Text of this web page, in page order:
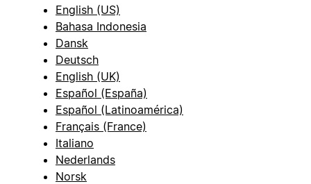
English (US)
Bahasa Indonesia
Dansk
Deutsch
English (UK)
Español (España)
Español (Latinoamérica)
Français (France)
Italiano
Nederlands
Norsk